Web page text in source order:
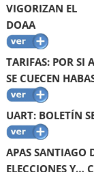
VIGORIZAN EL
DOAA
TARIFAS: POR SI
SE CUECEN
UART: BOLETÍN
APAS SANTIAGO
ELECCIONES Y…